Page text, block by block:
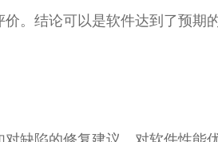
。结论可以是软件达到了预